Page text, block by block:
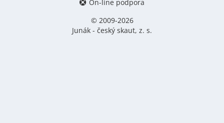
On-line podpora
© 2009-2026
Junák - český skaut, z. s.